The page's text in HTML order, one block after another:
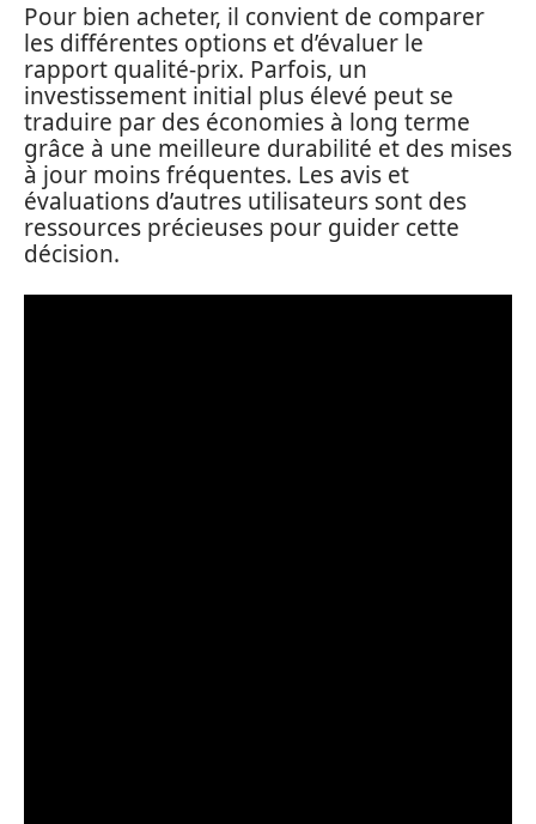
Pour bien acheter, il convient de comparer
les différentes options et d’évaluer le
rapport qualité-prix. Parfois, un
investissement initial plus élevé peut se
traduire par des économies à long terme
grâce à une meilleure durabilité et des mises
à jour moins fréquentes. Les avis et
évaluations d’autres utilisateurs sont des
ressources précieuses pour guider cette
décision.